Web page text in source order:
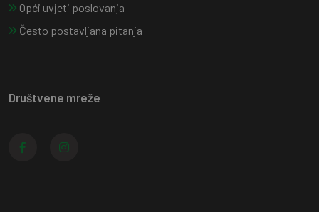
Opći uvjeti poslovanja
Često postavljana pitanja
Društvene mreže